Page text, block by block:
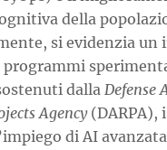
della
si evidenzia un
dalla Defense
Agency(DARPA),
di AI